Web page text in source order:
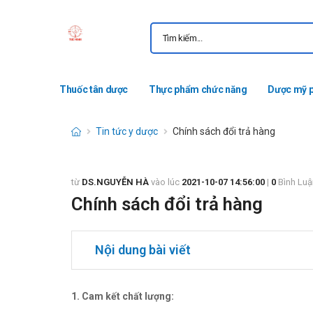
Thuốc tân dược Thực phẩm chức năng Dược mỹ
Tin tức y dược Chính sách đổi trả hàng
từ DS.NGUYỄN HÀ vào lúc 2021-10-07 14:56:00 | 0 Bình
Chính sách đổi trả hàng
Nội dung bài viết
1. Cam kết chất lượng: